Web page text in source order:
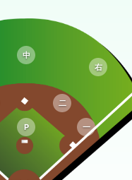
P 一
二
中
右